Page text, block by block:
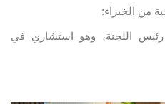
من الخبراء:
اللجنة، وهو استشاري في